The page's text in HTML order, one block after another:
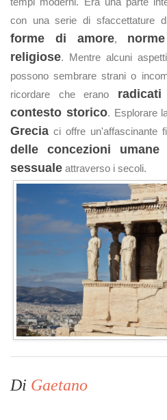
con una serie di sfaccettature
forme di amore,
religiose. Mentre alcuni
possono sembrare strani o
ricordare che erano
contesto storico. Esplorare
Grecia ci offre un'affascinante
delle concezioni umane
sessuale attraverso i secoli.
Di Gaetano